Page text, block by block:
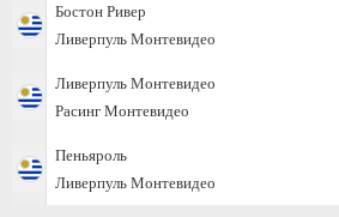
Бостон Ривер
Ливерпуль Монтевидео
Ливерпуль Монтевидео
Расинг Монтевидео
Пеньяроль
Ливерпуль Монтевидео